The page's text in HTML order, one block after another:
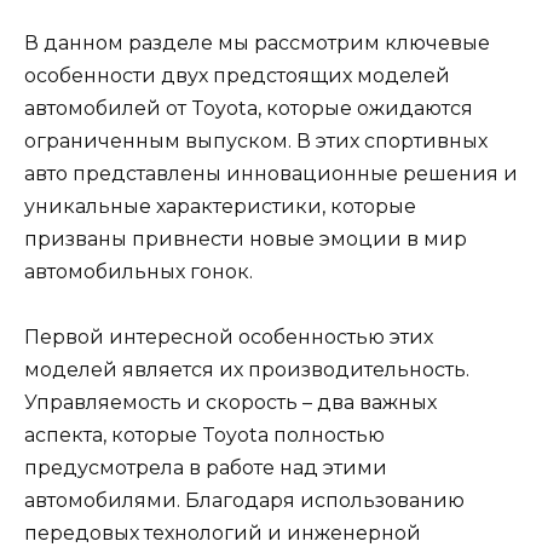
В данном разделе мы рассмотрим ключевые
особенности двух предстоящих моделей
автомобилей от Toyota, которые ожидаются
ограниченным выпуском. В этих спортивных
авто представлены инновационные решения и
уникальные характеристики, которые
призваны привнести новые эмоции в мир
автомобильных гонок.
Первой интересной особенностью этих
моделей является их производительность.
Управляемость и скорость – два важных
аспекта, которые Toyota полностью
предусмотрела в работе над этими
автомобилями. Благодаря использованию
передовых технологий и инженерной